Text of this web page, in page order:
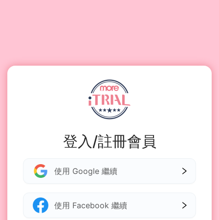
登入/註冊會員
使用 Google 繼續
使用 Facebook 繼續